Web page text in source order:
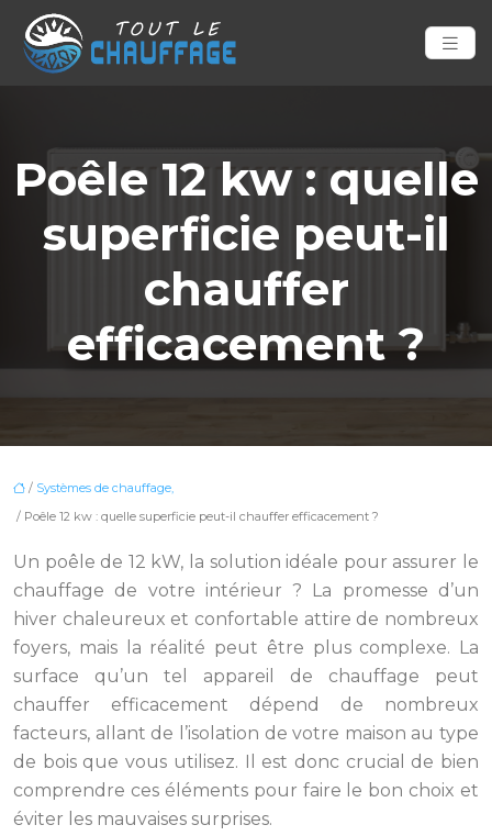
Poêle 12 kw : quelle
superficie peut-il
chauffer
efficacement ?
/ Systèmes de chauffage,
/ Poêle 12 kw : quelle superficie peut-il chauffer efficacement ?
Un poêle de 12 kW, la solution idéale pour assurer le
chauffage de votre intérieur ? La promesse d’un
hiver chaleureux et confortable attire de nombreux
foyers, mais la réalité peut être plus complexe. La
surface qu’un tel appareil de chauffage peut
chauffer efficacement dépend de nombreux
facteurs, allant de l’isolation de votre maison au type
de bois que vous utilisez. Il est donc crucial de bien
comprendre ces éléments pour faire le bon choix et
éviter les mauvaises surprises.